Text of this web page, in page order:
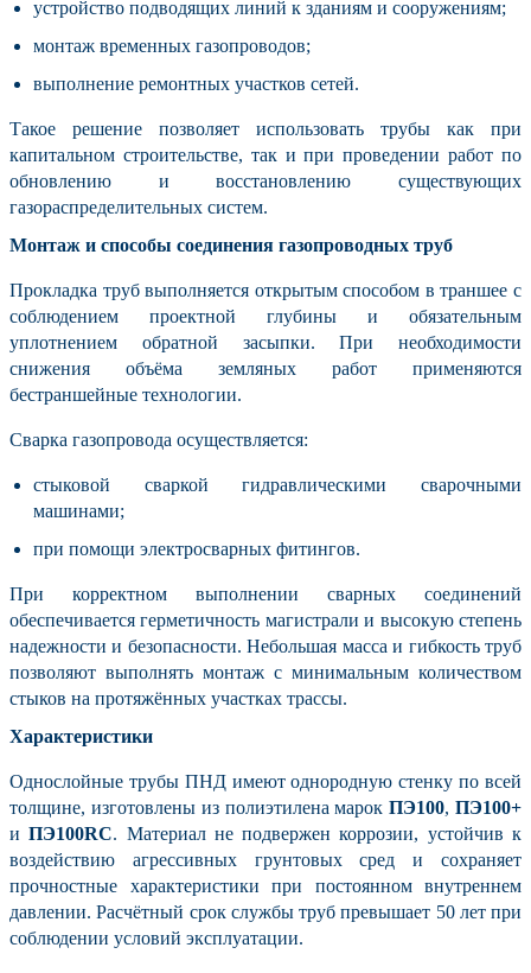
устройство подводящих линий к зданиям и сооружениям;
монтаж временных газопроводов;
выполнение ремонтных участков сетей.
Такое решение позволяет использовать трубы как при
капитальном строительстве, так и при проведении работ по
обновлению и восстановлению существующих
газораспределительных систем.
Монтаж и способы соединения газопроводных труб
Прокладка труб выполняется открытым способом в траншее с
соблюдением проектной глубины и обязательным
уплотнением обратной засыпки. При необходимости
снижения объёма земляных работ применяются
бестраншейные технологии.
Сварка газопровода осуществляется:
стыковой сваркой гидравлическими сварочными
машинами;
при помощи электросварных фитингов.
При корректном выполнении сварных соединений
обеспечивается герметичность магистрали и высокую степень
надежности и безопасности. Небольшая масса и гибкость труб
позволяют выполнять монтаж с минимальным количеством
стыков на протяжённых участках трассы.
Характеристики
Однослойные трубы ПНД имеют однородную стенку по всей
толщине, изготовлены из полиэтилена марокПЭ100,ПЭ100+
иПЭ100RC. Материал не подвержен коррозии, устойчив к
воздействию агрессивных грунтовых сред и сохраняет
прочностные характеристики при постоянном внутреннем
давлении. Расчётный срок службы труб превышает 50 лет при
соблюдении условий эксплуатации.